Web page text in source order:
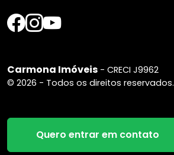
Carmona Imóveis - CRECI J9962
© 2026 - Todos os direitos reservados.
Quero entrar em contato